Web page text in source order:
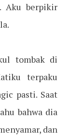
Aku berpikir
tombak di
terpaku
pasti. Saat
bahwa dia
dan